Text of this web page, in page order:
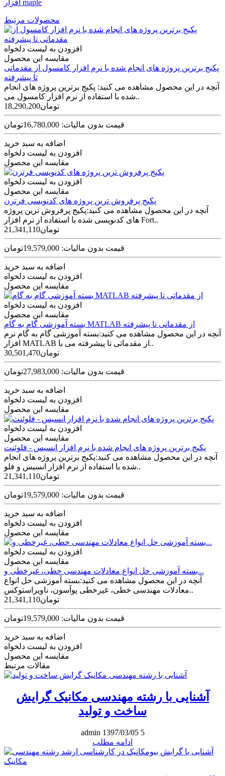
افزار maple
محصولات مرتبط
افزودن به لیست دلخواه
مقایسه این محصول
پکیج برترین پروژه های انجام شده با نرم افزار کامسول از مقدماتی
تا پیشرفته
آنچه در این محصول مشاهده می کنید: پکیج برترین پروژه های انجام
شده با استفاده از نرم افزار کامسول می..
18,290,200تومان
قیمت بدون مالیات: 16,780,000تومان
اضافه به سبد خرید
افزودن به لیست دلخواه
مقایسه این محصول
افزودن به لیست دلخواه
مقایسه این محصول
پکیج پرفروش ترین پروژه های کدنویسی فرترن
آنچه در این محصول مشاهده می کنید:پکیج پرفروش ترین پروژه
های کدنویسی شده با استفاده از نرم افزار Fort..
21,341,110تومان
قیمت بدون مالیات: 19,579,000تومان
اضافه به سبد خرید
افزودن به لیست دلخواه
مقایسه این محصول
افزودن به لیست دلخواه
مقایسه این محصول
بسته آموزشی گام به گام MATLAB از مقدماتی تا پیشرفته
آنچه در این محصول مشاهده می کنید:بسته آموزشی گام به گام نرم
افزار MATLAB از مقدماتی تا پیشرفته می با..
30,501,470تومان
قیمت بدون مالیات: 27,983,000تومان
اضافه به سبد خرید
افزودن به لیست دلخواه
مقایسه این محصول
افزودن به لیست دلخواه
مقایسه این محصول
پکیج برترین پروژه های انجام شده با نرم افزار انسیس - فلوئنت
آنچه در این محصول مشاهده می کنید:پکیج برترین پروژه های انجام
شده با استفاده از نرم افزار انسیس و فلو..
21,341,110تومان
قیمت بدون مالیات: 19,579,000تومان
اضافه به سبد خرید
افزودن به لیست دلخواه
مقایسه این محصول
افزودن به لیست دلخواه
مقایسه این محصول
بسته آموزشی حل انواع معادلات مهندسی خطی، غیرخطی و...
آنچه در این محصول مشاهده می کنید:بسته آموزشی حل انواع
معادلات مهندسی خطی، غیرخطی پوآسون، ناویراستوکس..
21,341,110تومان
قیمت بدون مالیات: 19,579,000تومان
اضافه به سبد خرید
افزودن به لیست دلخواه
مقایسه این محصول
مقالات مرتبط
آشنایی با رشته مهندسی مکانیک گرایش
ساخت و تولید
admin 1397/03/05 5
ادامه مطلب